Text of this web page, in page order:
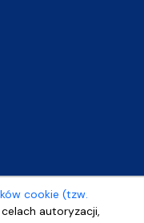
cookie (tzw.
autoryzacji,